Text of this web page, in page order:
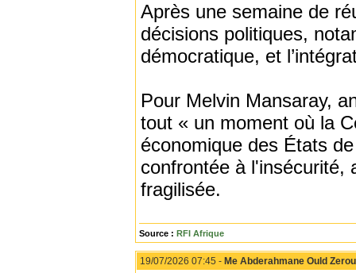
Après une semaine de
décisions politiques,
démocratique, et
Pour Melvin Mansaray,
tout « un moment où la
économique des États
confrontée à l'insécurité,
fragilisée.
Source : RFI Afrique
19/07/2026 07:45 - Me Abderahmane Ould